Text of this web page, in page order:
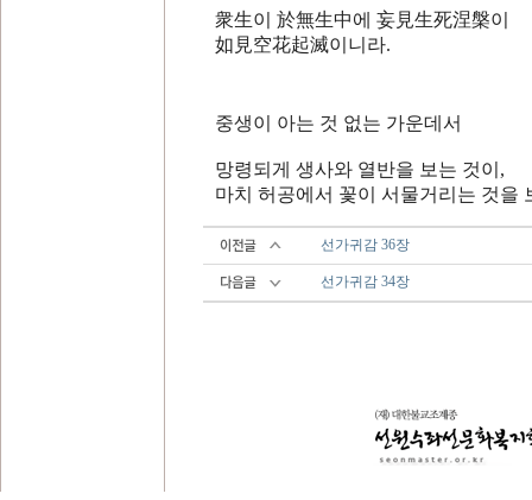
衆生이 於無生中에 妄見生死涅槃이
如見空花起滅이니라.
중생이 아는 것 없는 가운데서
망령되게 생사와 열반을 보는 것이,
마치 허공에서 꽃이 서물거리는 것을
선가귀감 36장
선가귀감 34장